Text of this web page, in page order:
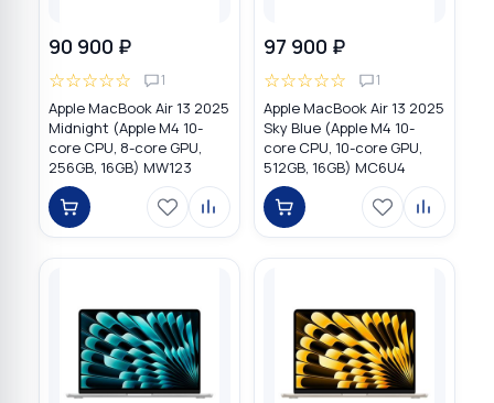
90 900 ₽
☆☆☆☆☆ 1
Apple MacBook Air 13 2025
Midnight (Apple M4 10-
core CPU, 8-core GPU,
256GB, 16GB) MW123
97 900 ₽
☆☆☆☆☆ 1
Apple MacBook Air 13 2025
Sky Blue (Apple M4 10-
core CPU, 10-core GPU,
512GB, 16GB) MC6U4